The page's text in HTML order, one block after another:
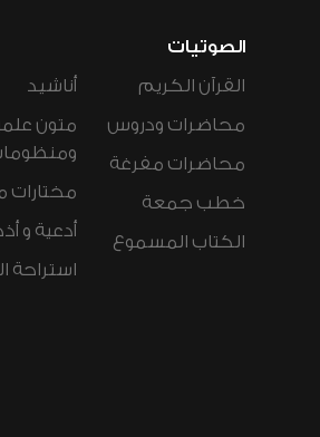
الصوتيات
القرآن الكريم
محاضرات ودروس
محاضرات مفرغة
خطب جمعة
الكتاب المسموع
أناشيد
متون
مختارات
أدعية و
استراحة